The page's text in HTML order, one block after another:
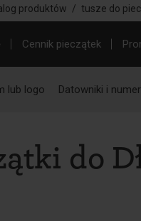
produktów / tusze do
Cennik pieczątek
lub logo Datowniki i
do